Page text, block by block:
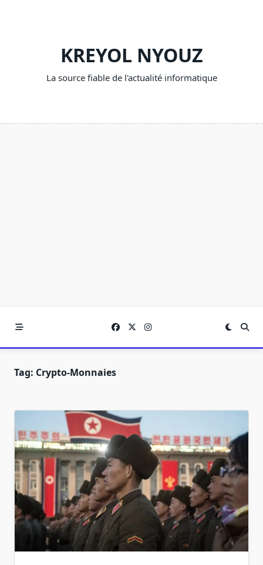
KREYOL NYOUZ
La source fiable de l'actualité informatique
Tag: Crypto-Monnaies